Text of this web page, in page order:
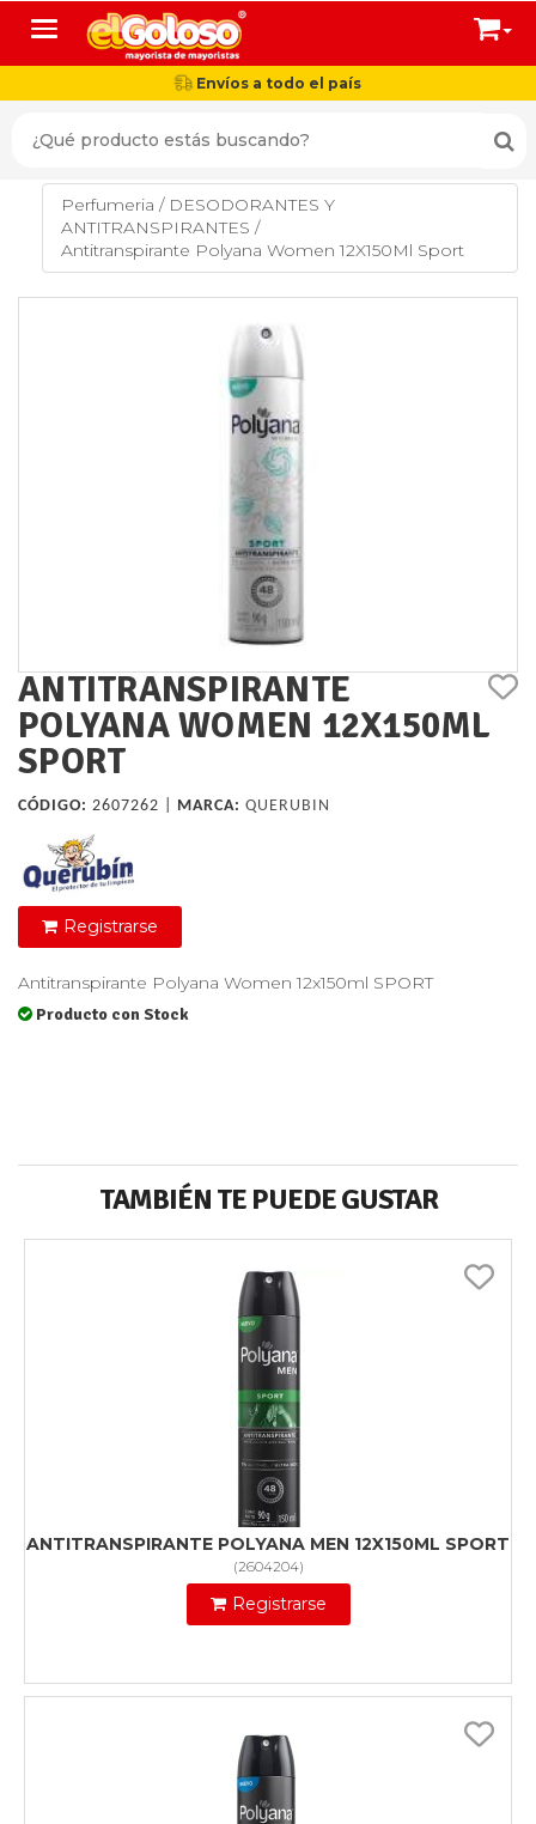
Toggle navigation
Envíos a todo el país
Perfumeria / DESODORANTES Y
ANTITRANSPIRANTES /
Antitranspirante Polyana Women 12X150Ml Sport
ANTITRANSPIRANTE
POLYANA WOMEN 12X150ML
SPORT
CÓDIGO: 2607262 | MARCA: QUERUBIN
Registrarse
Antitranspirante Polyana Women 12x150ml SPORT
Producto con Stock
TAMBIÉN TE PUEDE GUSTAR
ANTITRANSPIRANTE POLYANA MEN 12X150ML SPORT
(2604204)
Registrarse